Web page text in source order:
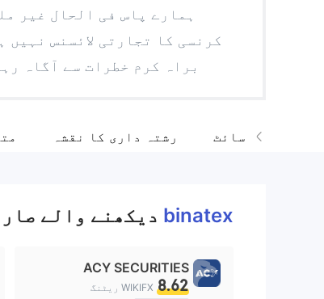
5
6
9
5
8
9
ہمارے پاس فی الحال غیر
کرنسی کا تجارتی لائسنس نہیں
براہ کرم خطرات سے آگاہ
تصدیق شدہ سائٹ رشتہ داری کا نقشہ
binatex دیکھنے والے
ACY SECURITIES
8.62 WIKIFX ریٹنگ